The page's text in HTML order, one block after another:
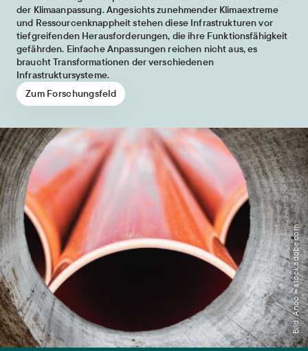
der Klimaanpassung. Angesichts zunehmender Klimaextreme
und Ressourcenknappheit stehen diese Infrastrukturen vor
tiefgreifenden Herausforderungen, die ihre Funktionsfähigkeit
gefährden. Einfache Anpassungen reichen nicht aus, es
braucht Transformationen der verschiedenen
Infrastruktursysteme.
Zum Forschungsfeld
Bild: Anoo – stock.adobe.com